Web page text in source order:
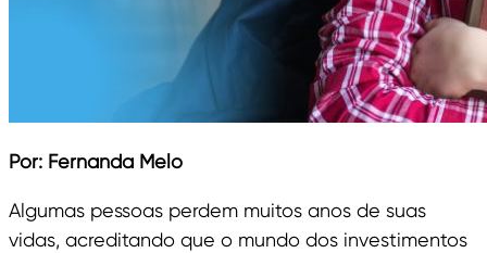
Por: Fernanda Melo
Algumas pessoas perdem muitos anos de suas
vidas, acreditando que o mundo dos investimentos